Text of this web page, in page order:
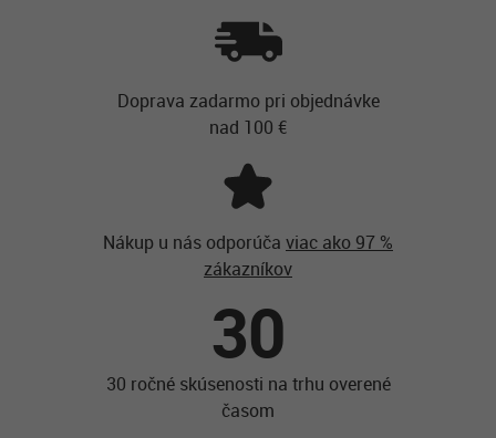
Doprava zadarmo pri objednávke
nad 100 €
Nákup u nás odporúča viac ako 97 %
zákazníkov
30
30 ročné skúsenosti na trhu overené
časom